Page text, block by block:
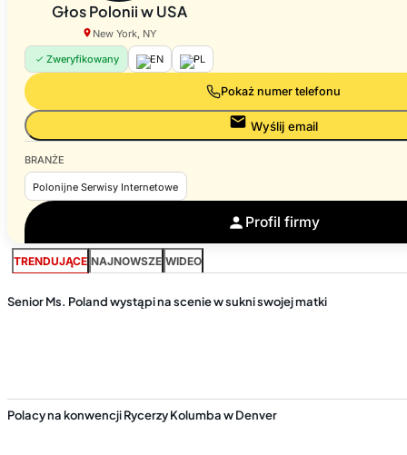
Głos Polonii w USA
New York, NY
Zweryfikowany
EN PL
Pokaż numer telefonu
Wyślij email
BRANŻE
Polonijne Serwisy Internetowe
Profil firmy
TRENDUJĄCE NAJNOWSZE WIDEO
Senior Ms. Poland wystąpi na scenie w sukni swojej matki
Polacy na konwencji Rycerzy Kolumba w Denver